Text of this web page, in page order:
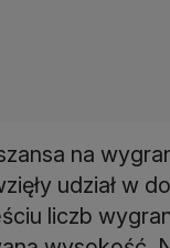
na
udział w
liczb